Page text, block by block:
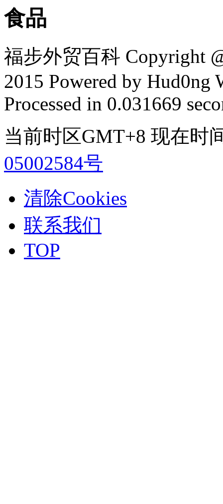
食品
福步外贸百科 Copyright
2015 Powered by Hud0ng
Processed in 0.031669
当前时区GMT+8 现在时
05002584号
清除Cookies
联系我们
TOP